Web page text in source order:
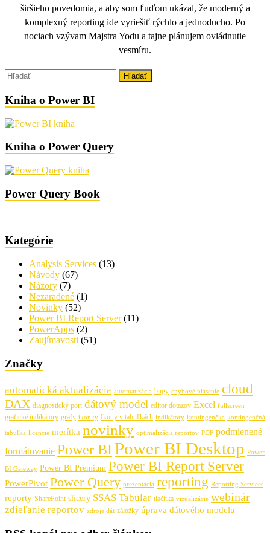
širšieho povedomia, a aby som ľuďom ukázal, že moderný a
komplexný reporting ide vyriešiť rýchlo a jednoducho. Po
nociach vzývam Majstra Yodu a tajne plánujem ovládnutie
vesmíru.
Kniha o Power BI
Kniha o Power Query
Power Query Book
Kategórie
Analysis Services (13)
Návody (67)
Názory (7)
Nezaradené (1)
Novinky (52)
Power BI Report Server(11)
PowerApps (2)
Zaujímavosti (51)
Značky
automatická aktualizácia automatizácia bugy chybové hlásenie cloud
DAX diagnostický port dátový model editor dotazov Excel fullscreen
grafické indikátory grafy ikonky Ikony v tabuľkách indikátory kontingenčka kontingenčná
tabuľka licencie merítka novinky optimalizácia reportov PDF podmienené
formátovanie Power BIPower BI Desktop Power
BI Gateway Power BI Premium Power BI Report Server
PowerPivot Power Query prezentácia reporting Reporting Services
reporty SharePoint slicery SSAS Tabular tlačítka vizualizácie webinár
zdieľanie reportov zdroje dát záložky úprava dátového modelu